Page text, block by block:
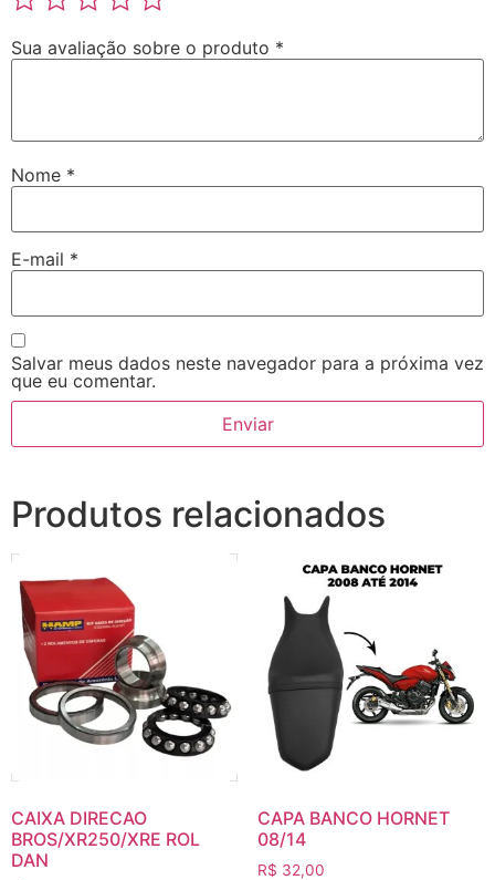
Sua avaliação sobre o produto *
Nome *
E-mail *
Salvar meus dados neste navegador para a próxima vez
que eu comentar.
Produtos relacionados
CAIXA DIRECAO
BROS/XR250/XRE ROL
DAN
CAPA BANCO HORNET
08/14
R$ 32,00